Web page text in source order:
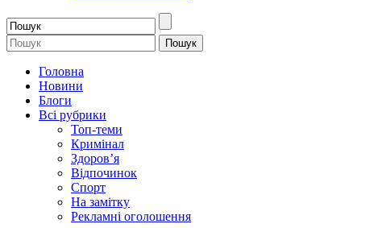
Головна
Новини
Блоги
Всі рубрики
Топ-теми
Кримінал
Здоров’я
Відпочинок
Спорт
На замітку
Рекламні оголошення